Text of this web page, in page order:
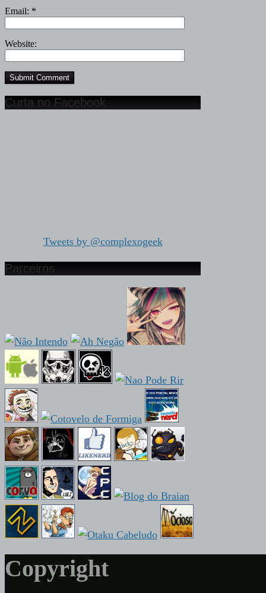
Email: *
Website:
Curta no Facebook
Tweets by @complexogeek
Parceiros
Copyright